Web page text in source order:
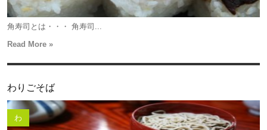
角寿司とは・・・ 角寿司...
Read More »
わりごそば
わ